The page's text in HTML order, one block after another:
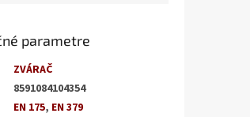
parametre
ZVÁRAČ
8591084104354
EN 175, EN 379